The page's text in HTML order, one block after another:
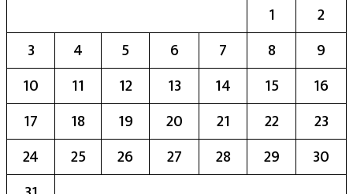
1
2
3
4 5 6 7 8
9
10
11 12 13 14 15
16
17
18 19 20 21 22
23
24
25 26 27 28 29
30